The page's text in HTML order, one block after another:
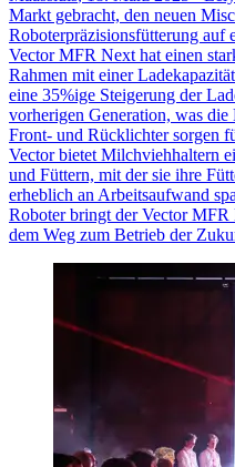
Markt gebracht, den neuen
Roboterpräzisionsfütterung auf
Vector MFR Next hat einen
Rahmen mit einerLadekapazität
eine 35%ige Steigerung der
vorherigen Generation, was
Front- und Rücklichter sorgen
Vector bietet Milchviehhaltern
und Füttern, mit der sie ihre
erheblich an Arbeitsaufwand
Roboter bringt der Vector
dem Weg zum Betrieb der